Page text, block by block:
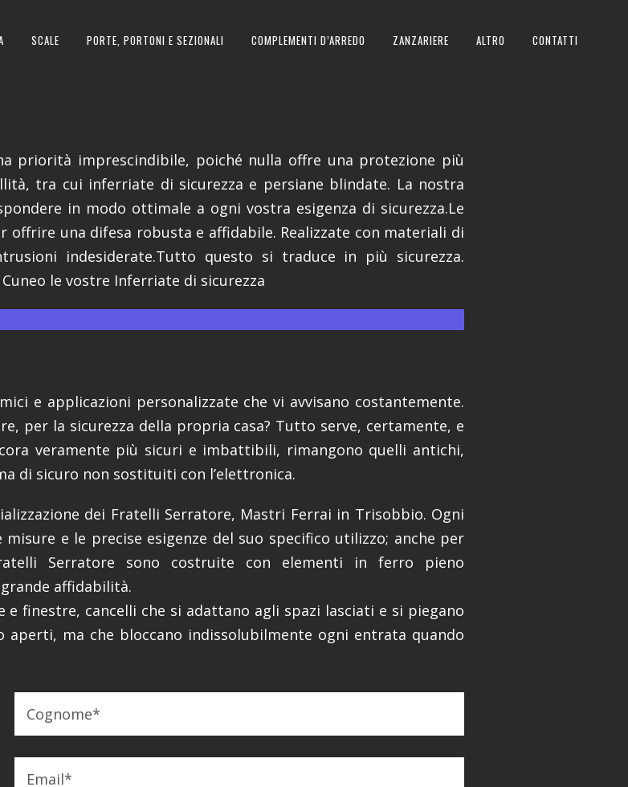
SCALE PORTE, PORTONI E SEZIONALI COMPLEMENTI D’ARREDO ZANZARIERE ALTRO CONTATTI
PROVINCIA DI CUNEO
priorità imprescindibile, poiché nulla offre una protezione più
tra cui inferriate di sicurezza e persiane blindate. La nostra
in modo ottimale a ogni vostra esigenza di sicurezza.Le
una difesa robusta e affidabile. Realizzate con materiali di
indesiderate.Tutto questo si traduce in più sicurezza.
le vostre Inferriate di sicurezza
e applicazioni personalizzate che vi avvisano costantemente.
per la sicurezza della propria casa? Tutto serve, certamente, e
veramente più sicuri e imbattibili, rimangono quelli antichi,
di sicuro non sostituiti con l’elettronica.
dei Fratelli Serratore, Mastri Ferrai in Trisobbio. Ogni
e le precise esigenze del suo specifico utilizzo; anche per
Serratore sono costruite con elementi in ferro pieno
affidabilità.
finestre, cancelli che si adattano agli spazi lasciati e si piegano
ma che bloccano indissolubilmente ogni entrata quando